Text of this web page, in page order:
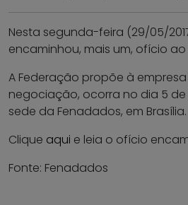
Nesta segunda-feira (29/05/
encaminhou, mais um, ofício ao
A Federação propõe à empresa
negociação, ocorra no dia 5 de
sede da Fenadados, em Brasília.
Clique aqui e leia o ofício
Fonte: Fenadados